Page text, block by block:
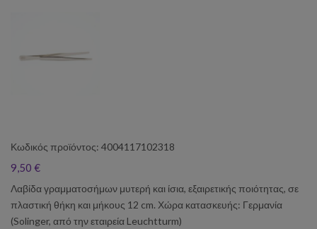
Κωδικός προϊόντος: 4004117102318
9,50 €
Λαβίδα γραμματοσήμων μυτερή και ίσια, εξαιρετικής ποιότητας, σε
πλαστική θήκη και μήκους 12 cm. Χώρα κατασκευής: Γερμανία
(Solinger, από την εταιρεία Leuchtturm)